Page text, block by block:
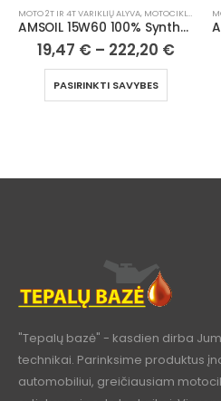
MOTO 2T IR 4T VARIKLIŲ ALYVA, MOTOCIKLAI, ATV/UTV
AMSOIL 15W60 100% Synthetic V-Twin Motorcycle Oil
19,47 € – 222,20 €
PASIRINKTI SAVYBES
"Tepalų bazė" - kasdien dirba
technikai. Parinksime produktus
automobiliui, greičiausiam